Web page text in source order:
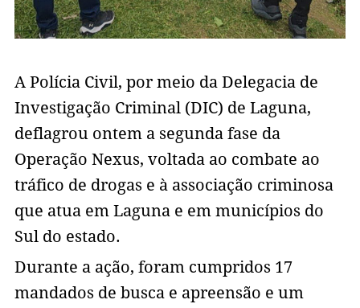
A Polícia Civil, por meio da Delegacia de
Investigação Criminal (DIC) de Laguna,
deflagrou ontem a segunda fase da
Operação Nexus, voltada ao combate ao
tráfico de drogas e à associação criminosa
que atua em Laguna e em municípios do
Sul do estado.
Durante a ação, foram cumpridos 17
mandados de busca e apreensão e um